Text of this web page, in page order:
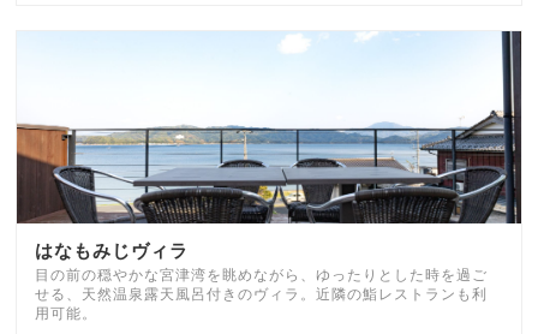
はなもみじヴィラ
目の前の穏やかな宮津湾を眺めながら、ゆったりとした時を過ご
せる、天然温泉露天風呂付きのヴィラ。近隣の鮨レストランも利
用可能。